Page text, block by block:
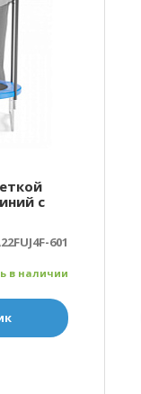
с
601
в наличии